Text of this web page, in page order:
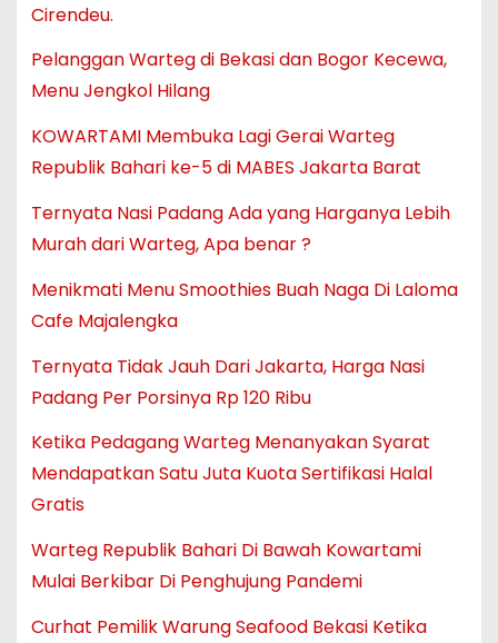
Cirendeu.
Pelanggan Warteg di Bekasi dan Bogor Kecewa,
Menu Jengkol Hilang
KOWARTAMI Membuka Lagi Gerai Warteg
Republik Bahari ke-5 di MABES Jakarta Barat
Ternyata Nasi Padang Ada yang Harganya Lebih
Murah dari Warteg, Apa benar ?
Menikmati Menu Smoothies Buah Naga Di Laloma
Cafe Majalengka
Ternyata Tidak Jauh Dari Jakarta, Harga Nasi
Padang Per Porsinya Rp 120 Ribu
Ketika Pedagang Warteg Menanyakan Syarat
Mendapatkan Satu Juta Kuota Sertifikasi Halal
Gratis
Warteg Republik Bahari Di Bawah Kowartami
Mulai Berkibar Di Penghujung Pandemi
Curhat Pemilik Warung Seafood Bekasi Ketika